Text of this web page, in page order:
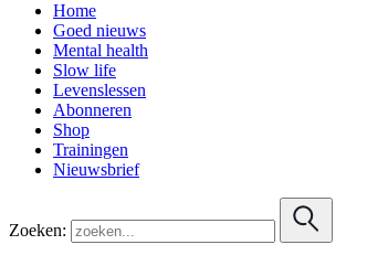
Home
Goed nieuws
Mental health
Slow life
Levenslessen
Abonneren
Shop
Trainingen
Nieuwsbrief
Zoeken: